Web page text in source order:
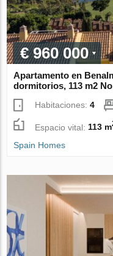
€ 960 000
Apartamento en
dormitorios, 113 m2
Habitaciones:4
Espacio vital:113 m
Spain Homes